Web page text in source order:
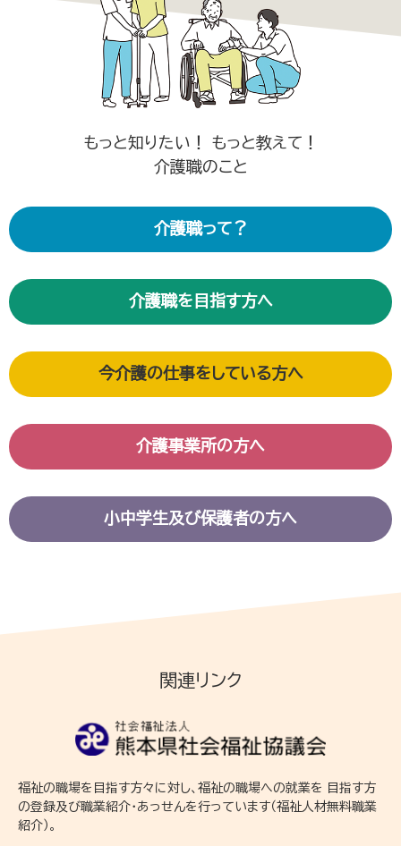
もっと知りたい！ もっと教えて！
介護職のこと
介護職って？
介護職を目指す方へ
今介護の仕事をしている方へ
介護事業所の方へ
小中学生及び保護者の方へ
関連リンク
福祉の職場を目指す方々に対し、福祉の職場への就業を 目指す方
の登録及び職業紹介・あっせんを行っています（福祉人材無料職業
紹介）。